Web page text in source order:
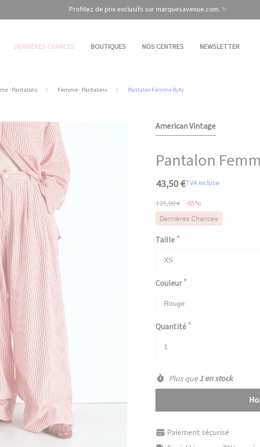
Profitez de prix exclusifs sur marquesavenue.com. ✨
DERNIÈRES CHANCES BOUTIQUES NOS CENTRES NEWSLETTER
- Pantalons Femme - Pantalons Pantalon Femme Ryfir
American Vintage
Pantalon
43,50 €TVA incluse
125,00 € -65%
Dernières Chances
Taille
Couleur
Quantité
Plus que1 en stock
Paiement sécurisé